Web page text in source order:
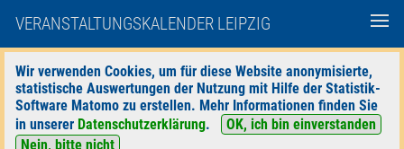
VERANSTALTUNGSKALENDER LEIPZIG
Wir verwenden Cookies, um für diese Website anonymisierte,
statistische Auswertungen der Nutzung mit Hilfe der Statistik-
Software Matomo zu erstellen. Mehr Informationen finden Sie
in unserer Datenschutzerklärung.
OK, ich bin einverstanden
Nein, bitte nicht